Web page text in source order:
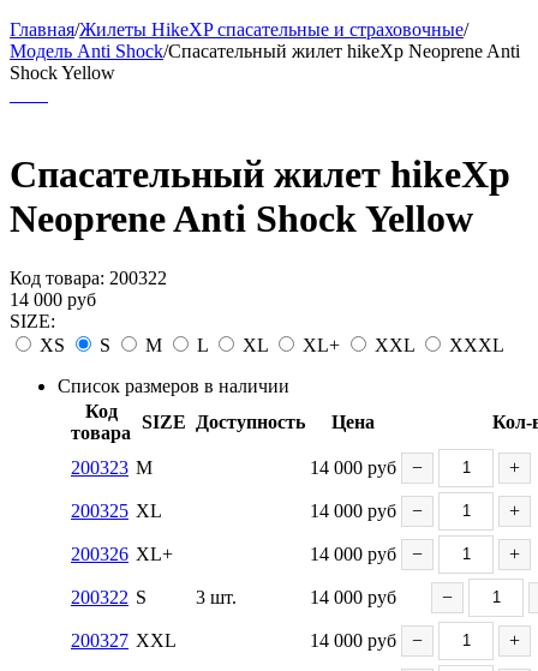
Главная/Жилеты HikeXP спасательные и страховочные/
Модель Anti Shock/Спасательный жилет hikeXp Neoprene Anti
Shock Yellow
Спасательный жилет hikeXp
Neoprene Anti Shock Yellow
Код товара: 200322
14 000 руб
SIZE:
XS
S M L XL XL+ XXL
XXXL
Список размеров в наличии
Код
товара
SIZE Доступность Цена Кол-
200323 M 14 000 руб − +
200325 XL 14 000 руб − +
200326 XL+ 14 000 руб − +
200322 S 3 шт. 14 000 руб −
200327 XXL 14 000 руб − +